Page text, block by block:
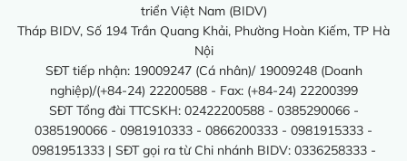
triển Việt Nam (BIDV)
Tháp BIDV, Số 194 Trần Quang Khải, Phường Hoàn Kiếm, TP Hà
Nội
SĐT tiếp nhận: 19009247 (Cá nhân)/ 19009248 (Doanh
nghiệp)/(+84-24) 22200588 - Fax: (+84-24) 22200399
SĐT Tổng đài TTCSKH: 02422200588 - 0385290066 -
0385190066 - 0981910333 - 0866200333 - 0981915333 -
0981951333 | SĐT gọi ra từ Chi nhánh BIDV: 0336258333 -